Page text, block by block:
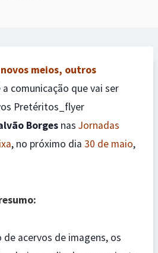
meios, outros
a comunicação que vai ser
Borges nas Jornadas
, no próximo dia 30 de maio,
de acervos de imagens, os